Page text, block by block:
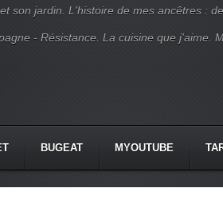
son jardin. L'histoire de mes ancêtres :
- Résistance. La cuisine que j'aime.
BUGEAT MYOUTUBE